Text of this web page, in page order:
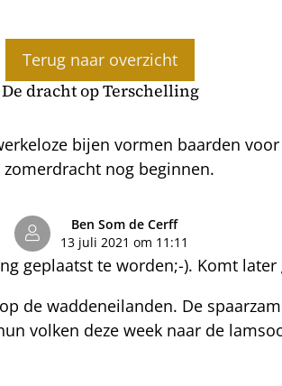
Terug naar overzicht
De dracht op Terschelling
bijen vormen baarden
zomerdracht nog beginnen.
Ben Som de Cerff
13 juli 2021 om 11:11
geplaatst te worden;-). Komt later
de waddeneilanden. De
volken deze week naar de